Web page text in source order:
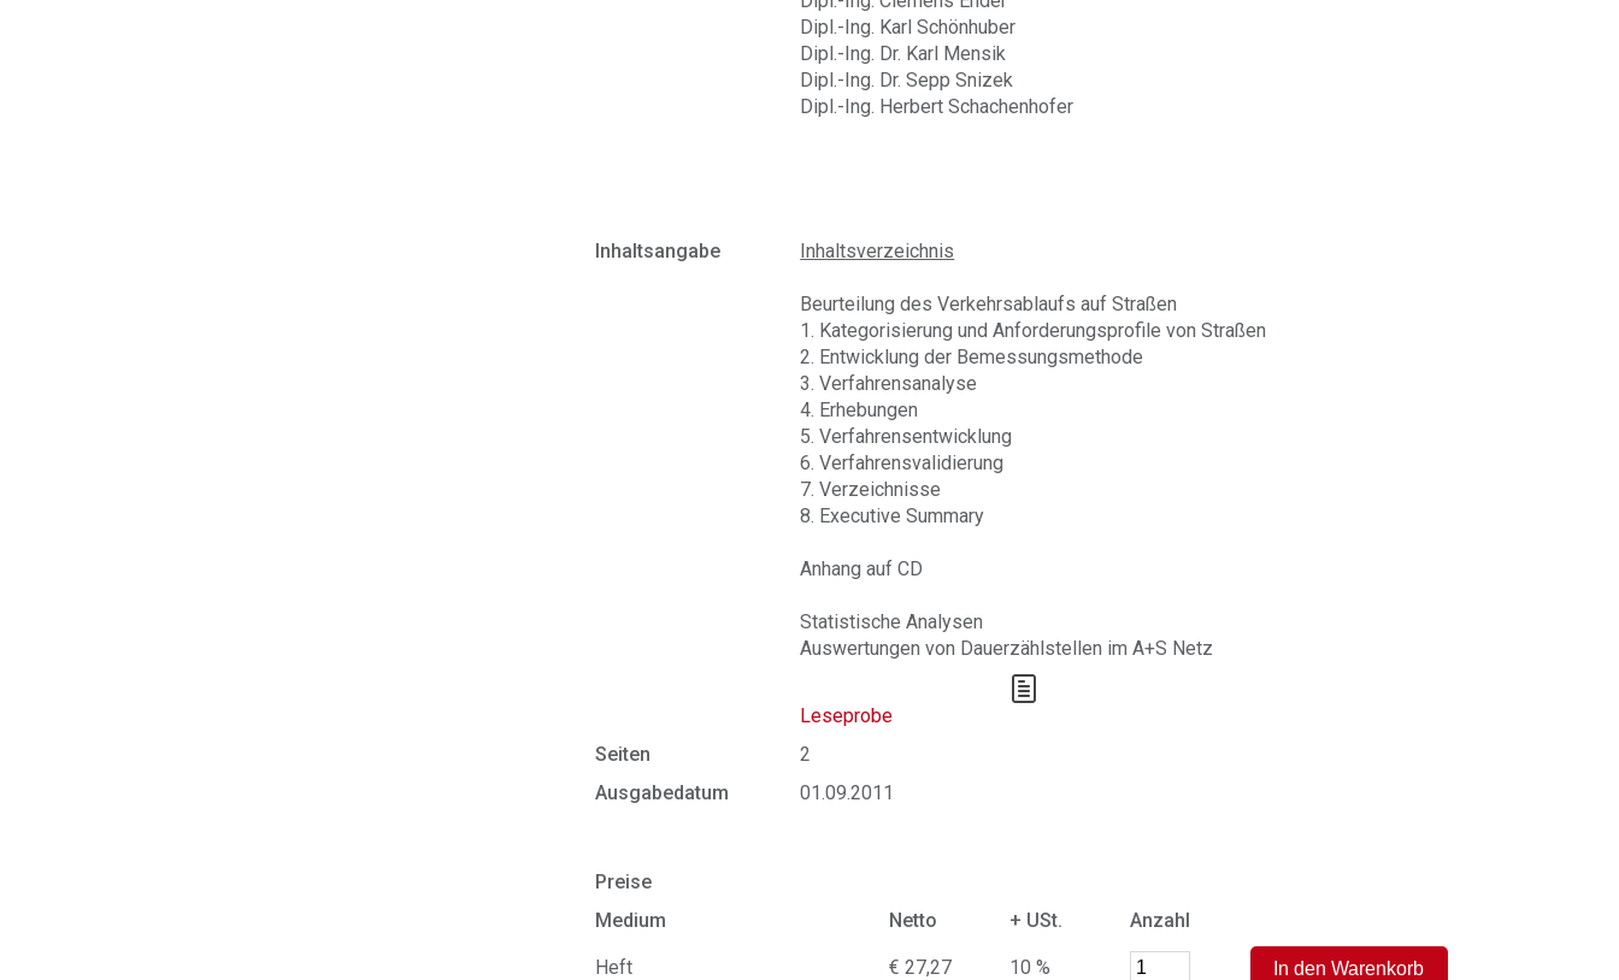
Dipl.-Ing. Karl Schönhuber
Dipl.-Ing. Dr. Karl Mensik
Dipl.-Ing. Dr. Sepp Snizek
Dipl.-Ing. Herbert Schachenhofer
Inhaltsangabe Inhaltsverzeichnis
Beurteilung des Verkehrsablaufs auf Straßen
1. Kategorisierung und Anforderungsprofile von Straßen
2. Entwicklung der Bemessungsmethode
3. Verfahrensanalyse
4. Erhebungen
5. Verfahrensentwicklung
6. Verfahrensvalidierung
7. Verzeichnisse
8. Executive Summary
Anhang auf CD
Statistische Analysen
Auswertungen von Dauerzählstellen im A+S Netz
Leseprobe
Seiten
2
Ausgabedatum
01.09.2011
Preise
Medium
Netto + USt. Anzahl
Heft € 27,27 10 %